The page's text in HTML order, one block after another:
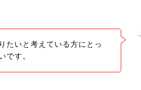
たいと考えている方にとっ
です。